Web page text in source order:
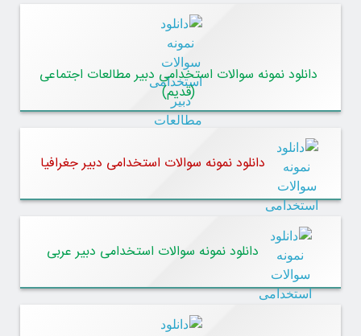
دانلود نمونه سوالات استخدامی دبیر مطالعات اجتماعی
(قدیم)
دانلود نمونه سوالات استخدامی دبیر جغرافیا
دانلود نمونه سوالات استخدامی دبیر عربی